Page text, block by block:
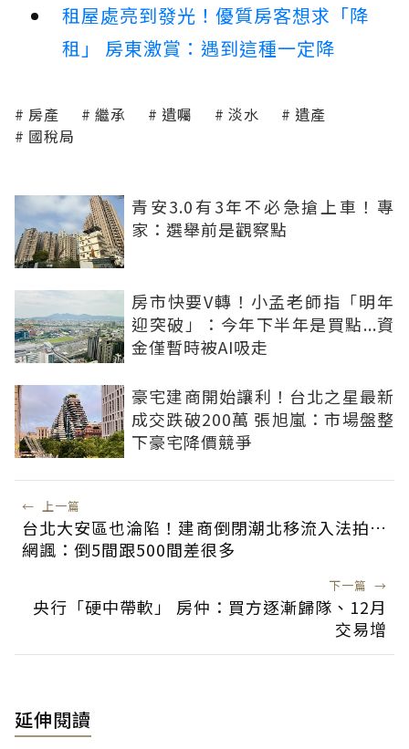
租屋處亮到發光！優質房客想求「降
租」 房東激賞：遇到這種一定降
房產 繼承 遺囑 淡水
遺產
國稅局
青安3.0有3年不必急搶上車！專
家：選舉前是觀察點
房市快要V轉！小孟老師指「明年
迎突破」：今年下半年是買點...資
金僅暫時被AI吸走
豪宅建商開始讓利！台北之星最新
成交跌破200萬 張旭嵐：市場盤整
下豪宅降價競爭
← 上一篇
台北大安區也淪陷！建商倒閉潮北移流入法拍…
網諷：倒5間跟500間差很多
下一篇 →
央行「硬中帶軟」 房仲：買方逐漸歸隊、12月
交易增
延伸閱讀